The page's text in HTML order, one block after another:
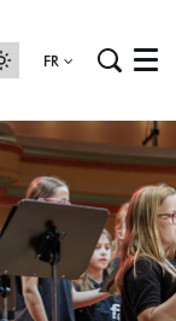
FR Menu